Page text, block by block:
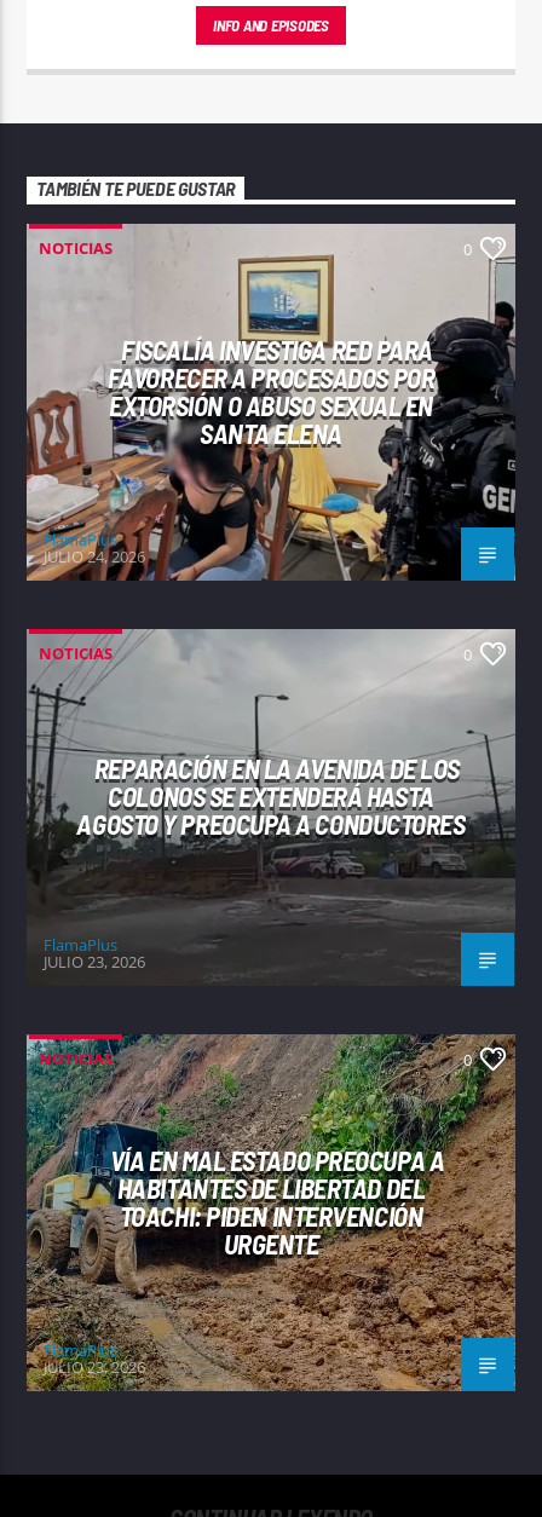
INFO AND EPISODES
TAMBIÉN TE PUEDE GUSTAR
NOTICIAS 0
FISCALÍA INVESTIGA RED PARA
FAVORECER A PROCESADOS POR
EXTORSIÓN O ABUSO SEXUAL EN
SANTA ELENA
FlamaPlus
JULIO 24, 2026
NOTICIAS 0
REPARACIÓN EN LA AVENIDA DE LOS
COLONOS SE EXTENDERÁ HASTA
AGOSTO Y PREOCUPA A CONDUCTORES
FlamaPlus
JULIO 23, 2026
NOTICIAS 0
VÍA EN MAL ESTADO PREOCUPA A
HABITANTES DE LIBERTAD DEL
TOACHI: PIDEN INTERVENCIÓN
URGENTE
FlamaPlus
JULIO 23, 2026